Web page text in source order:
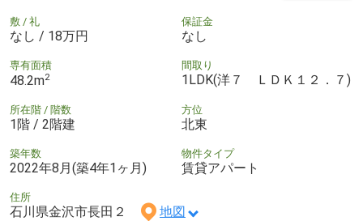
敷 / 礼
なし / 18万円
保証金
なし
専有面積
48.2m2
間取り
1LDK(洋７ ＬＤＫ１２．７)
所在階 / 階数
1階 / 2階建
方位
北東
築年数
2022年8月(築4年1ヶ月)
物件タイプ
賃貸アパート
住所
石川県金沢市長田２ 地図